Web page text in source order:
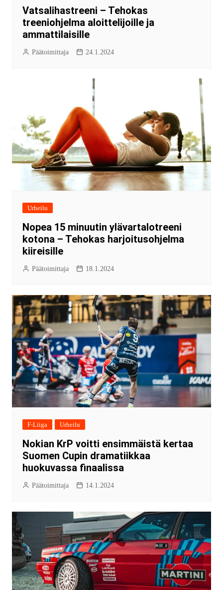
Vatsalihastreeni – Tehokas
treeniohjelma aloittelijoille ja
ammattilaisille
Päätoimittaja 24.1.2024
Urheilu
Nopea 15 minuutin ylävartalotreeni
kotona – Tehokas harjoitusohjelma
kiireisille
Päätoimittaja 18.1.2024
F-Liiga Urheilu
Nokian KrP voitti ensimmäistä kertaa
Suomen Cupin dramatiikkaa
huokuvassa finaalissa
Päätoimittaja 14.1.2024